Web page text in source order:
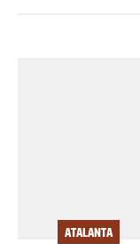
ATALANTA